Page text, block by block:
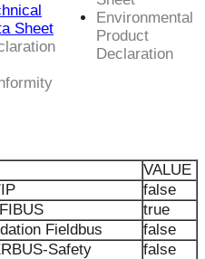
Sheet
Environmental
Product
Declaration
VALUE
false
true
Fieldbus
false
Safety
false